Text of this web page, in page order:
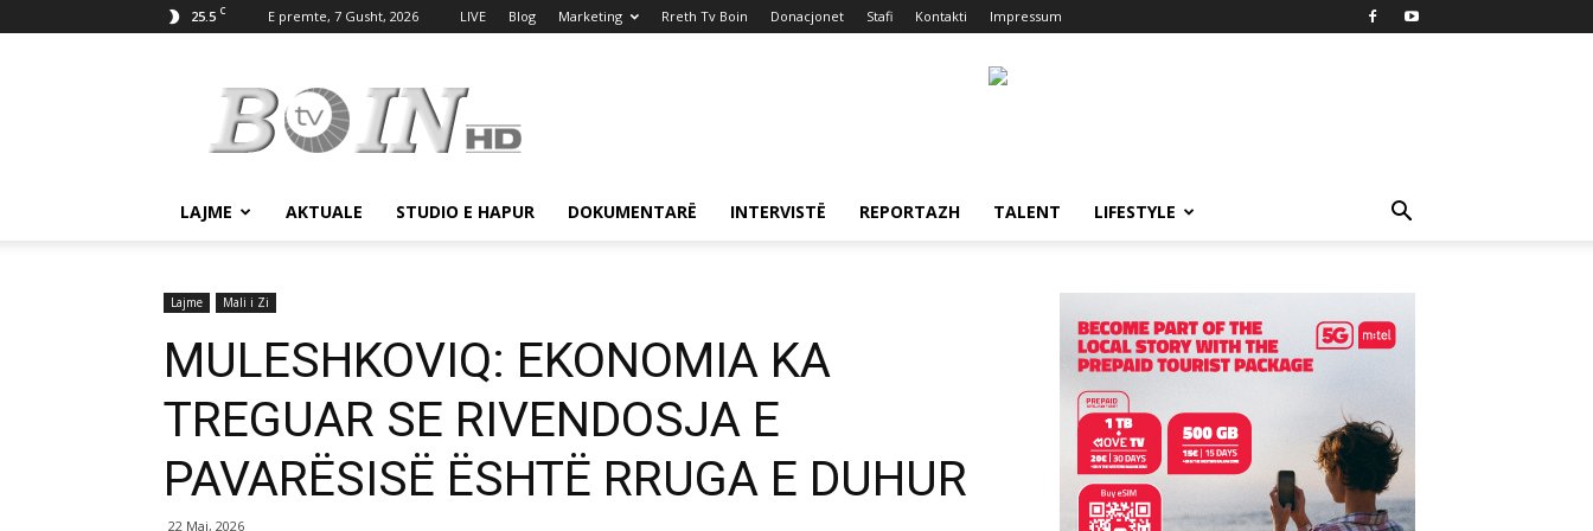
25.5 C E premte, 7 Gusht, 2026 LIVE Blog Marketing Rreth Tv Boin Donacjonet Stafi Kontakti Impressum
Boin
LAJME AKTUALE STUDIO E HAPUR DOKUMENTARË INTERVISTË REPORTAZH TALENT LIFESTYLE
Lajme Mali i Zi
MULESHKOVIQ: EKONOMIA KA
TREGUAR SE RIVENDOSJA E
PAVARËSISË ËSHTË RRUGA E DUHUR
22 Maj, 2026